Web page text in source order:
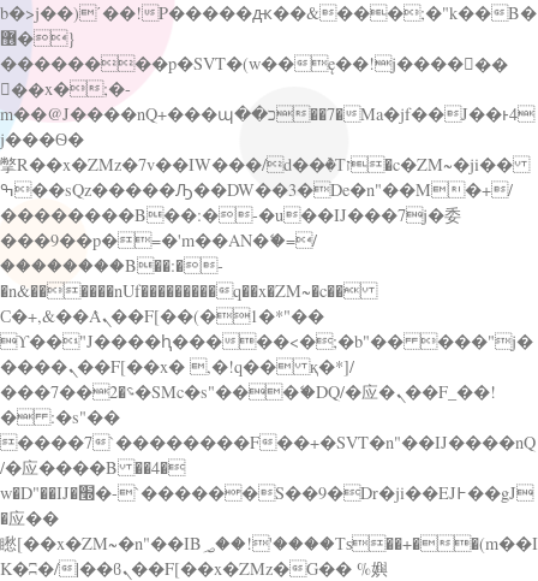
b�>j��)΄��!P�����ԫ��&���;�"k��B�
޶�}
��������p�SVT�(w��ę��!j������
��x�;�-
m��@J����nQ+���պ��כ��7�Ma�jf��J��ͱ4
j���Ѳ�
撆R��x�ZMz�7v��IW���/d��ٞ�Тז�c�ZM~�ji��
ߒ��sQz�����Ԡ��DW��3�De�n"��M�+/
��������B��:�-�u��IJ���7j�委
���9��p�=�'m��AN�ޭ�=/
��������B��:�-
�n&������nUf���������q��x�ZM~�c��
Ϲ�+,&��Ὰܢ��F[��(�1�*"��
ϒ��"J����ԧ�����<�;�b"�� ���"j�
����ܢ��F[��x� ,�!q�� қ�*]/
���؝�2��7�SMc�s"���ޭ�DQ/�应�ܢ��F_��!
� :�s"��
����7`��������F��+�SVT�n"��IJ����nQ
/�应����B ��4�
w�D"��IJ�׭�-`������S��9�Dr�ji��EJ߅��gJ
�应��
矁[��x�ZM~�n"��IB؃��!'����Тѕ��+��(m��I
K�ʭ�/|��ϐܢ��F[��x�ZMz�G�� %嬩